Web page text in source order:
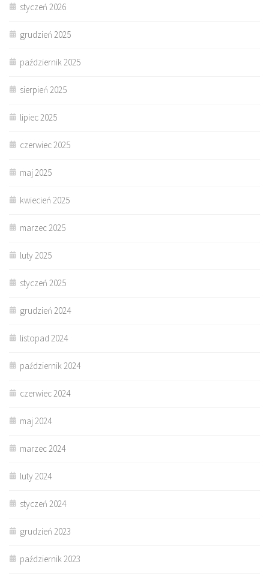
styczeń 2026
grudzień 2025
październik 2025
sierpień 2025
lipiec 2025
czerwiec 2025
maj 2025
kwiecień 2025
marzec 2025
luty 2025
styczeń 2025
grudzień 2024
listopad 2024
październik 2024
czerwiec 2024
maj 2024
marzec 2024
luty 2024
styczeń 2024
grudzień 2023
październik 2023